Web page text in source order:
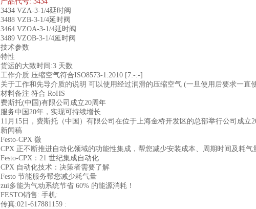
3434 VZA-3-1/4延时阀
3488 VZB-3-1/4延时阀
3464 VZOA-3-1/4延时阀
3489 VZOB-3-1/4延时阀
技术参数
特性
货运的大致时间:3 天数
工作介质 压缩空气符合ISO8573-1:2010 [7:-:-]
关于工作和先导介质的说明 可以使用经过润滑的压缩空气 (一旦使用后要求一直
材料备注 符合 RoHS
费斯托(中国)有限公司成立20周年
服务中国20年，实现可持续增长
11月15日，费斯托（中国）有限公司在位于上海金桥开发区的总部举行公司成立
新闻稿
Festo-CPX 微
CPX 正不断推进自动化领域的功能性集成，帮您减少安装成本、周期时间及耗气
Festo-CPX：21 世纪集成自动化
CPX 自动化技术：决策者需要了解
Festo 节能服务帮您减少耗气量
zui多能为气动系统节省 60% 的能源消耗！
FESTO销售: 手机:
传真:021-617881159 :